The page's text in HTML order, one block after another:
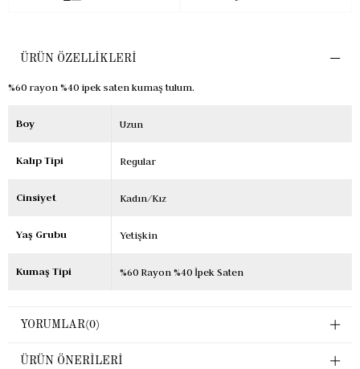
ÜRÜN ÖZELLIKLERI
%60 rayon %40 ipek saten kumaş tulum.
Boy Uzun
Kalıp Tipi Regular
Cinsiyet Kadın/Kız
Yaş Grubu Yetişkin
Kumaş Tipi %60 Rayon %40 İpek Saten
YORUMLAR(0)
ÜRÜN ÖNERILERI